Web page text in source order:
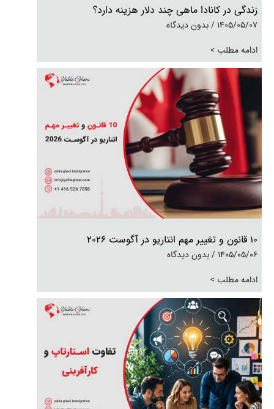
زندگی در کانادا ماهی چند دلار هزینه دارد؟
1405/05/07
بدون دیدگاه
ادامه مطلب >
۱۰ قانون و تغییر مهم انتاریو در آگوست ۲۰۲۶
1405/05/06
بدون دیدگاه
ادامه مطلب >